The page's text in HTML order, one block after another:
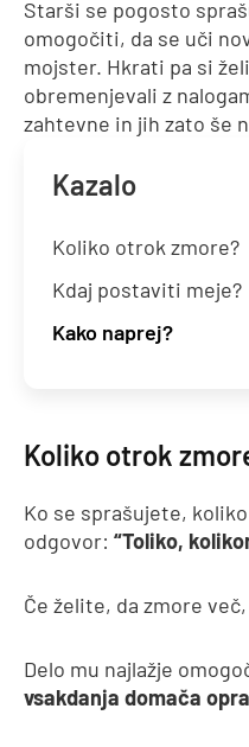
Starši se pogosto
omogočiti, da se uči
mojster. Hkrati pa si
obremenjevali z
zahtevne in jih zato še
Kazalo
Koliko otrok zmore?
Kdaj postaviti meje?
Kako naprej?
Koliko otrok
Ko se sprašujete,
odgovor: “Toliko,
Če želite, da zmore
Delo mu najlažje
vsakdanja domača